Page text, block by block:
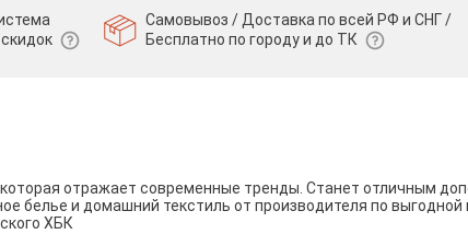
Самовывоз / Доставка по всей РФ и СНГ /
Бесплатно по городу и до ТК
отражает современные тренды. Станет отличным
белье и домашний текстиль от производителя по
ХБК